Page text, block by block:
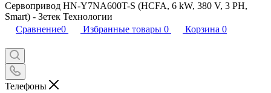
Сервопривод HN-Y7NA600T-S (HCFA, 6 kW, 380 V, 3 PH,
Smart) - Зетек Технологии
Сравнение0 Избранные товары 0 Корзина 0
Телефоны